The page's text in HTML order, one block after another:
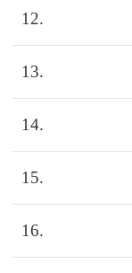
12.
13.
14.
15.
16.